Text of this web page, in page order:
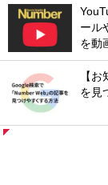
ール
を動
【
を見